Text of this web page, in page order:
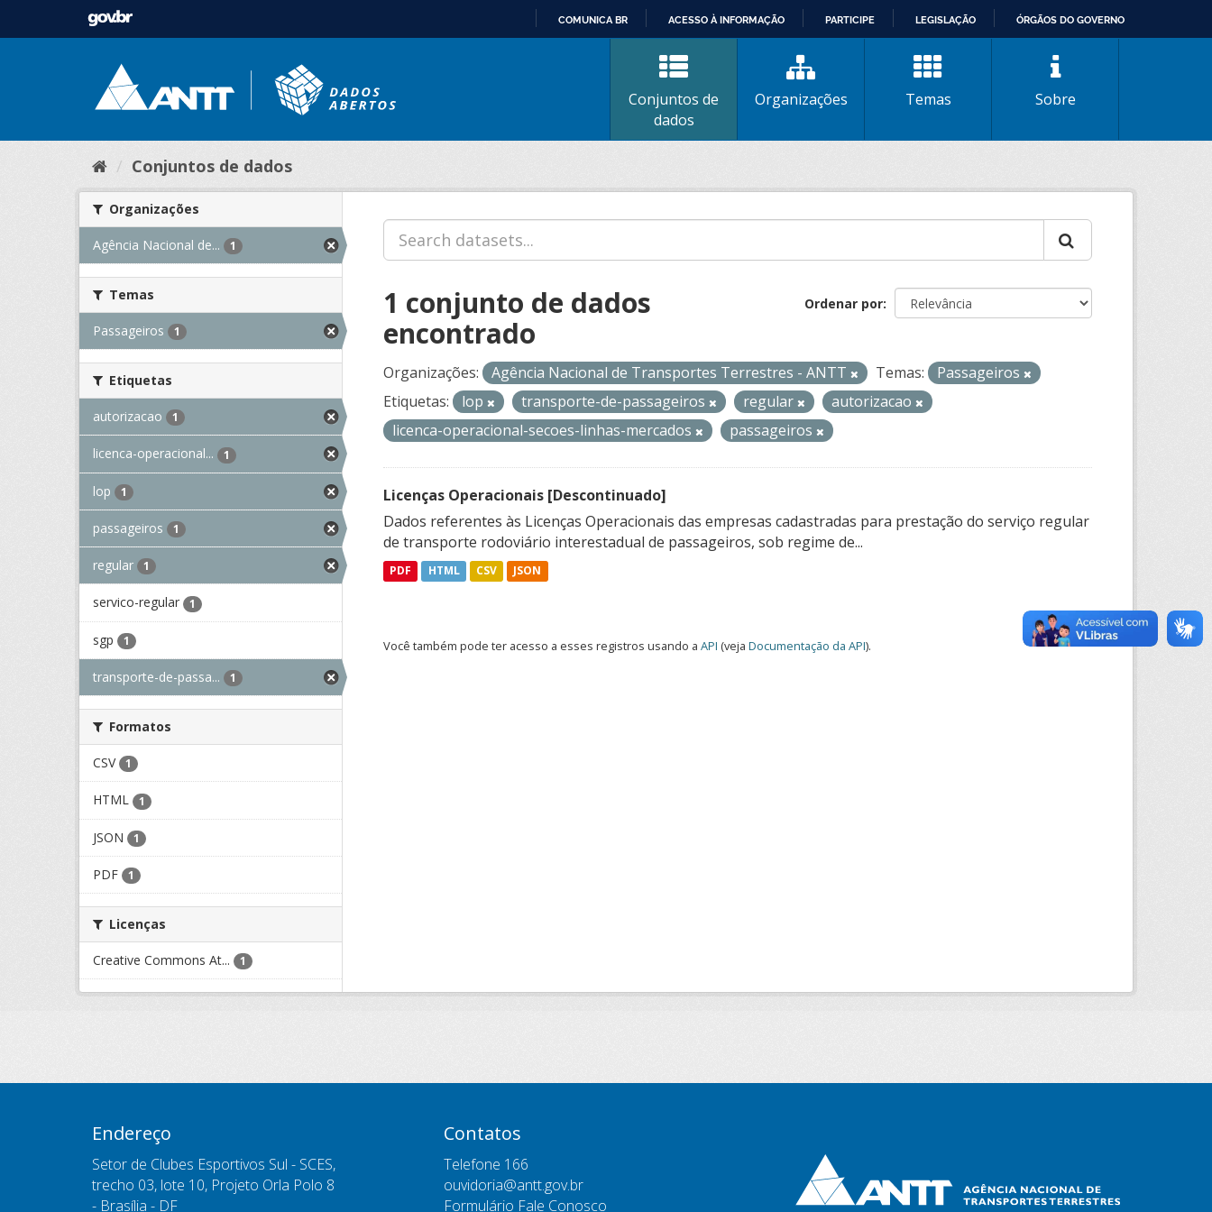
CONTEÚDO
COMUNICA BR ACESSO À INFORMAÇÃO PARTICIPE LEGISLAÇÃO ÓRGÃOS DO GOVERNO
Conjuntos de
dados
Organizações Temas Sobre
Conjuntos de dados
Organizações
Agência Nacional de... 1
Temas
Passageiros 1
Etiquetas
autorizacao 1
licenca-operacional... 1
lop 1
passageiros 1
regular 1
servico-regular 1
sgp 1
transporte-de-passa... 1
Formatos
CSV 1
HTML 1
JSON 1
PDF 1
Licenças
Creative Commons At... 1
Ordenar por
1 conjunto de dados
encontrado
Organizações: Agência Nacional de Transportes Terrestres - ANTT Temas:
Passageiros
Etiquetas:
lop transporte-de-passageiros regular
autorizacao
licenca-operacional-secoes-linhas-mercados
passageiros
Licenças Operacionais [Descontinuado]
Dados referentes às Licenças Operacionais das empresas cadastradas para prestação do serviço regular
de transporte rodoviário interestadual de passageiros, sob regime de...
PDF HTML CSV JSON
Você também pode ter acesso a esses registros usando a API (veja Documentação da API).
Endereço
Setor de Clubes Esportivos Sul - SCES,
trecho 03, lote 10, Projeto Orla Polo 8
- Brasília - DF
Contatos
Telefone 166
ouvidoria@antt.gov.br
Formulário Fale Conosco